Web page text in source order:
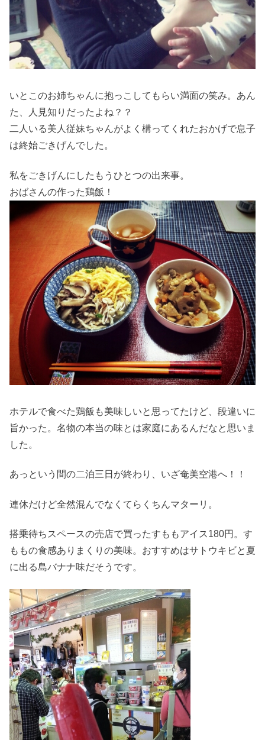
いとこのお姉ちゃんに抱っこしてもらい満面の笑み。あん
た、人見知りだったよね？？
二人いる美人従妹ちゃんがよく構ってくれたおかげで息子
は終始ごきげんでした。
私をごきげんにしたもうひとつの出来事。
おばさんの作った鶏飯！
ホテルで食べた鶏飯も美味しいと思ってたけど、段違いに
旨かった。名物の本当の味とは家庭にあるんだなと思いま
した。
あっという間の二泊三日が終わり、いざ奄美空港へ！！
連休だけど全然混んでなくてらくちんマターリ。
搭乗待ちスペースの売店で買ったすももアイス180円。す
ももの食感ありまくりの美味。おすすめはサトウキビと夏
に出る島バナナ味だそうです。